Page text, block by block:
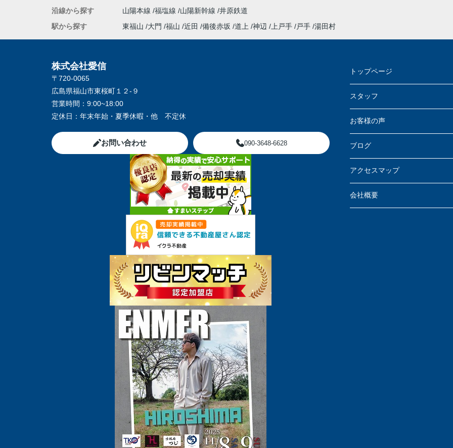
沿線から探す
山陽本線 福塩線 山陽新幹線 井原鉄道
駅から探す
東福山 大門 福山 近田 備後赤坂 道上 神辺 上戸手 戸手 湯田村
株式会社愛信
〒720-0065
広島県福山市東桜町１２-９
営業時間： 9:00~18:00
定休日： 年末年始・夏季休暇・他 不定休
お問い合わせ 090-3648-6628
トップページ
スタッフ
お客様の声
ブログ
アクセスマップ
会社概要